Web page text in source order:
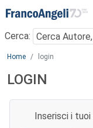
Menu
Cerca:
Main content
Home login
LOGIN
Inserisci i